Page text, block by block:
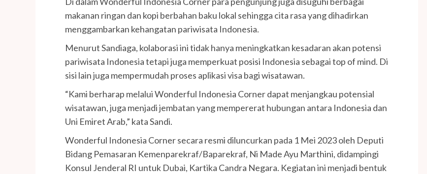
makanan ringan dan kopi berbahan baku lokal sehingga cita rasa yang dihadirkan
menggambarkan kehangatan pariwisata Indonesia.
Menurut Sandiaga, kolaborasi ini tidak hanya meningkatkan kesadaran akan potensi
pariwisata Indonesia tetapi juga memperkuat posisi Indonesia sebagai top of mind. Di
sisi lain juga mempermudah proses aplikasi visa bagi wisatawan.
“Kami berharap melalui Wonderful Indonesia Corner dapat menjangkau potensial
wisatawan, juga menjadi jembatan yang mempererat hubungan antara Indonesia dan
Uni Emiret Arab,” kata Sandi.
Wonderful Indonesia Corner secara resmi diluncurkan pada 1 Mei 2023 oleh Deputi
Bidang Pemasaran Kemenparekraf/Baparekraf, Ni Made Ayu Marthini, didampingi
Konsul Jenderal RI untuk Dubai, Kartika Candra Negara. Kegiatan ini menjadi bentuk